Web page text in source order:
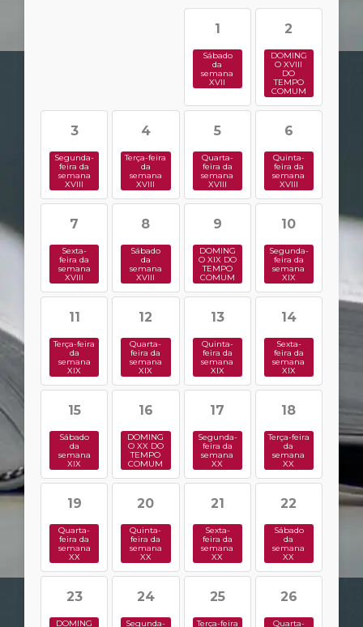
1
Sábado
da
semana
XVII
2
DOMING
O XVIII
DO
TEMPO
COMUM
3
Segunda-
feira da
semana
XVIII
4
Terça-feira
da
semana
XVIII
5
Quarta-
feira da
semana
XVIII
6
Quinta-
feira da
semana
XVIII
7
Sexta-
feira da
semana
XVIII
8
Sábado
da
semana
XVIII
9
DOMING
O XIX DO
TEMPO
COMUM
10
Segunda-
feira da
semana
XIX
11
Terça-feira
da
semana
XIX
12
Quarta-
feira da
semana
XIX
13
Quinta-
feira da
semana
XIX
14
Sexta-
feira da
semana
XIX
15
Sábado
da
semana
XIX
16
DOMING
O XX DO
TEMPO
COMUM
17
Segunda-
feira da
semana
XX
18
Terça-feira
da
semana
XX
19
Quarta-
feira da
semana
XX
20
Quinta-
feira da
semana
XX
21
Sexta-
feira da
semana
XX
22
Sábado
da
semana
XX
23
DOMING
24
Segunda-
25
Terça-feira
26
Quarta-